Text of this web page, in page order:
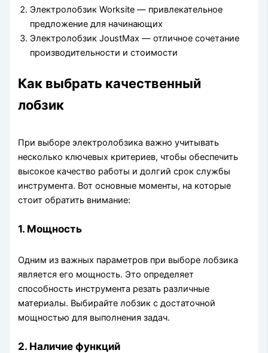
Электролобзик Worksite — привлекательное
предложение для начинающих
Электролобзик JoustMax — отличное сочетание
производительности и стоимости
Как выбрать качественный
лобзик
При выборе электролобзика важно учитывать
несколько ключевых критериев, чтобы обеспечить
высокое качество работы и долгий срок службы
инструмента. Вот основные моменты, на которые
стоит обратить внимание:
1. Мощность
Одним из важных параметров при выборе лобзика
является его мощность. Это определяет
способность инструмента резать различные
материалы. Выбирайте лобзик с достаточной
мощностью для выполнения задач.
2. Наличие функций